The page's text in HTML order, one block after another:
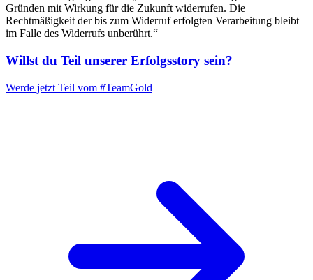
Gründen mit Wirkung für die Zukunft widerrufen. Die
Rechtmäßigkeit der bis zum Widerruf erfolgten Verarbeitung bleibt
im Falle des Widerrufs unberührt.“
Willst du Teil unserer Erfolgsstory sein?
Werde jetzt Teil vom #TeamGold